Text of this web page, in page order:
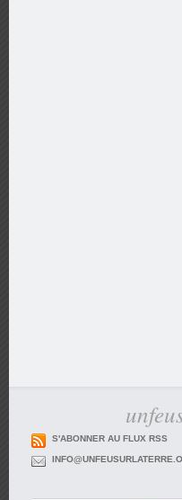
S'ABONNER AU FLUX RSS